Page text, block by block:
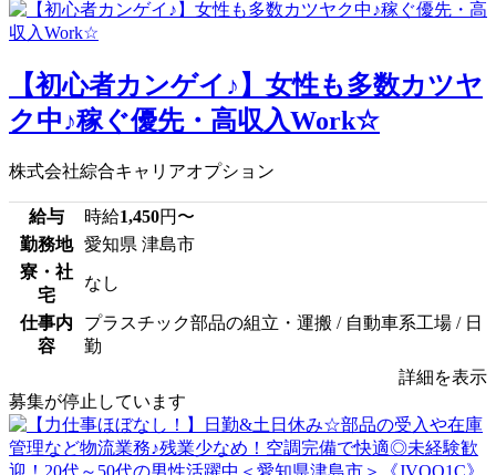
【初心者カンゲイ♪】女性も多数カツヤ
ク中♪稼ぐ優先・高収入Work☆
株式会社綜合キャリアオプション
給与 時給1,450円〜
勤務地
愛知県 津島市
寮・社
宅
なし
仕事内
容
プラスチック部品の組立・運搬 / 自動車系工場 / 日
勤
詳細を表示
募集が停止しています